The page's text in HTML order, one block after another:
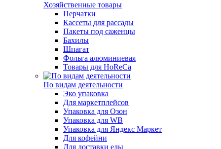
Хозяйственные товары
Перчатки
Кассеты для рассады
Пакеты под саженцы
Бахилы
Шпагат
Фольга алюминиевая
Товары для HoReCa
По видам деятельности
Эко упаковка
Для маркетплейсов
Упаковка для Озон
Упаковка для WB
Упаковка для Яндекс Маркет
Для кофейни
Для доставки еды